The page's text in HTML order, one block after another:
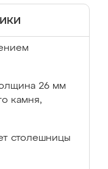
26 мм
камня,
столешницы